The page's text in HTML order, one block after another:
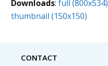
Downloads:full (800x534)
thumbnail (150x150)
CONTACT